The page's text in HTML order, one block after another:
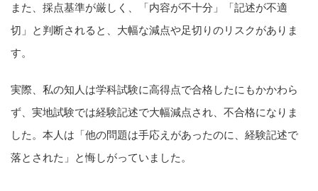
また、採点基準が厳しく、「内容が不十分」「記述が不適
切」と判断されると、大幅な減点や足切りのリスクがありま
す。
実際、私の知人は学科試験に高得点で合格したにもかかわら
ず、実地試験では経験記述で大幅減点され、不合格になりま
した。本人は「他の問題は手応えがあったのに、経験記述で
落とされた」と悔しがっていました。